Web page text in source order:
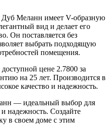
Меланн имеет V-образную
вид и делает его
Он поставляется без
выбрать подходящую
помещения.
цене 2.7800 за
на 25 лет. Производится в
качество и надежность.
— идеальный выбор для
и надежность. Создайте
в своем доме с этим